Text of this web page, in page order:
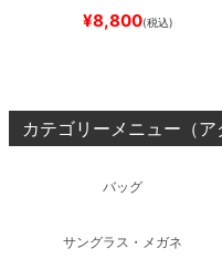
SLIM FIT 30 LENGTH
スケートボード スケボ
¥8,800(税込)
カテゴリーメニュー（ア
バッグ
サングラス・メガネ